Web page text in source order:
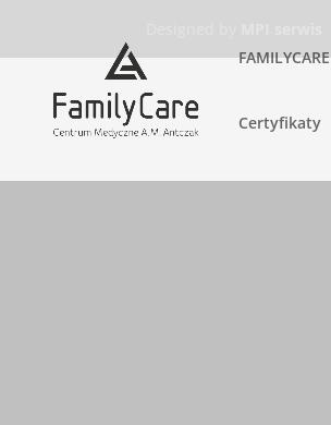
FAMILYCARE
Certyfikaty